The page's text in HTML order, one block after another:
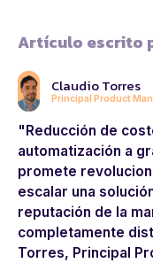
Artículo escrito
Claudio Torres
Principal Product
"Reducción de
automatización a
promete
escalar una
reputación de la
completamente
Torres, Principal